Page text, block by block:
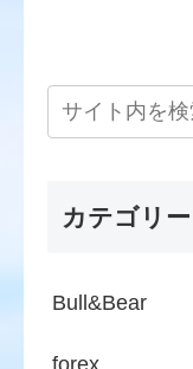
カテゴリー
Bull&Bear